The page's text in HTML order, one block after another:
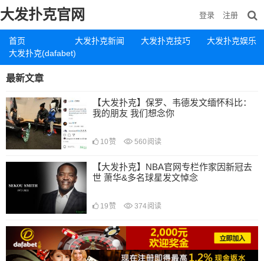
大发扑克官网
首页 大发扑克新闻 大发扑克技巧
大发扑克娱乐
大发扑克(dafabet)
登录 注册
最新文章
【大发扑克】保罗、韦德发文缅怀科比：
我的朋友 我们想念你
10 赞 560 阅读
【大发扑克】NBA官网专栏作家因新冠去
世 萧华&多名球星发文悼念
19 赞 374阅读